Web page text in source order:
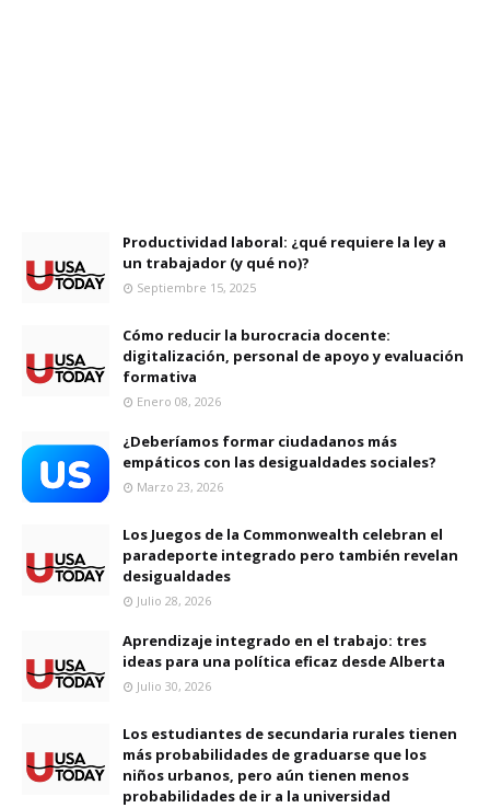
Productividad laboral: ¿qué requiere la ley a
un trabajador (y qué no)?
Septiembre 15, 2025
Cómo reducir la burocracia docente:
digitalización, personal de apoyo y evaluación
formativa
Enero 08, 2026
¿Deberíamos formar ciudadanos más
empáticos con las desigualdades sociales?
Marzo 23, 2026
Los Juegos de la Commonwealth celebran el
paradeporte integrado pero también revelan
desigualdades
Julio 28, 2026
Aprendizaje integrado en el trabajo: tres
ideas para una política eficaz desde Alberta
Julio 30, 2026
Los estudiantes de secundaria rurales tienen
más probabilidades de graduarse que los
niños urbanos, pero aún tienen menos
probabilidades de ir a la universidad